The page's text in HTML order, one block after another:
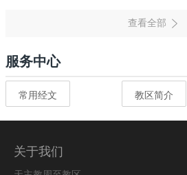
服务中心
常用经文 教区简介
关于我们